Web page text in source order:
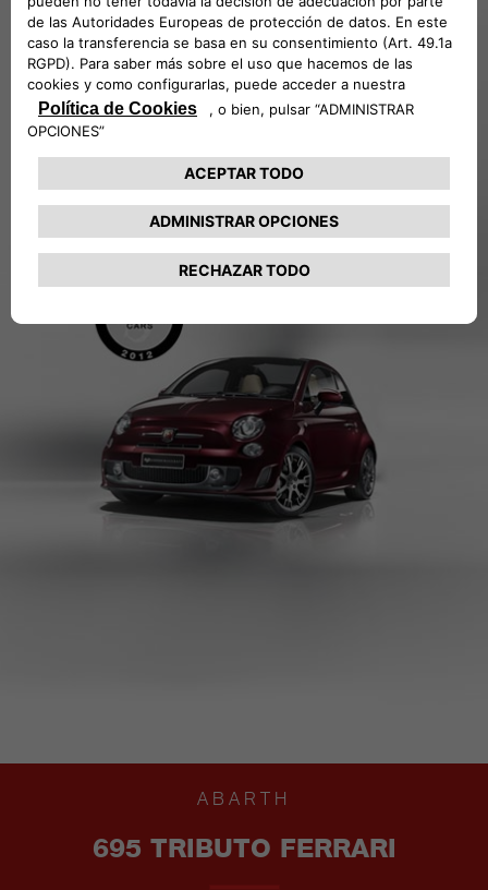
Diseñado para quienes aman el alto desempeño y
desean afrontar retos a diario al volante en un coche
elegante y refinado. Abarth 695 edición Maserati une la
potencia del Escorpión con la elegancia del Tridente.
Demasiado tarde: todos los Abarth 695 Maserati
Edition están dando un resultado increíble
ABARTH
695 TRIBUTO FERRARI